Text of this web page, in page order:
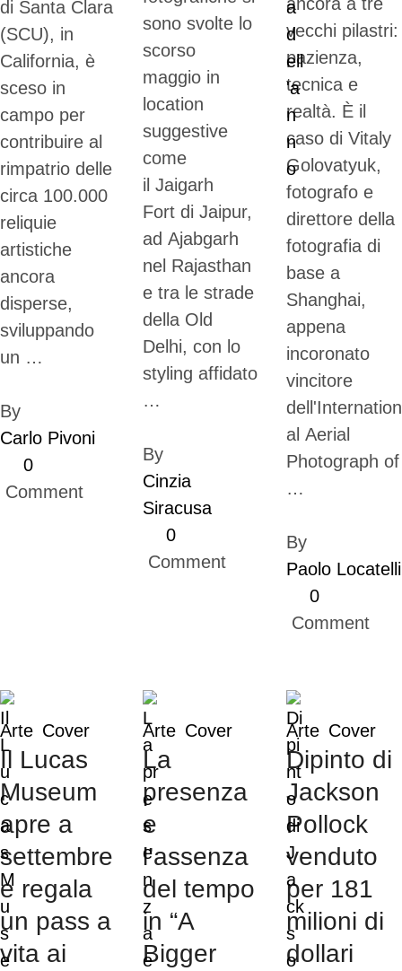
di Santa Clara
(SCU), in
California, è
sceso in
campo per
contribuire al
rimpatrio delle
circa 100.000
reliquie
artistiche
ancora
disperse,
sviluppando
un …
By
Carlo Pivoni
0
Comment
sono svolte lo
scorso
maggio in
location
suggestive
come
il Jaigarh
Fort di Jaipur,
ad Ajabgarh
nel Rajasthan
e tra le strade
della Old
Delhi, con lo
styling affidato
…
By
Cinzia
Siracusa
0
Comment
vecchi pilastri:
pazienza,
tecnica e
realtà. È il
caso di Vitaly
Golovatyuk,
fotografo e
direttore della
fotografia di
base a
Shanghai,
appena
incoronato
vincitore
dell'Internation
al Aerial
Photograph of
…
By
Paolo Locatelli
0
Comment
Arte Cover
Il Lucas
Museum
apre a
settembre
e regala
un pass a
vita ai
Arte Cover
La
presenza
e
l’assenza
del tempo
in “A
Bigger
Arte Cover
Dipinto di
Jackson
Pollock
venduto
per 181
milioni di
dollari